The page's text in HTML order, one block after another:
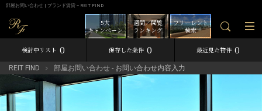
部屋お問い合わせ | ブランド賃貸－REIT FIND
フリーレント
検索
週間／閲覧
ランキング
5大
キャンペーン
検討中リスト 0 保存した条件 0 最近見た物件 0
REIT FIND 部屋お問い合わせ - お問い合わせ内容入力